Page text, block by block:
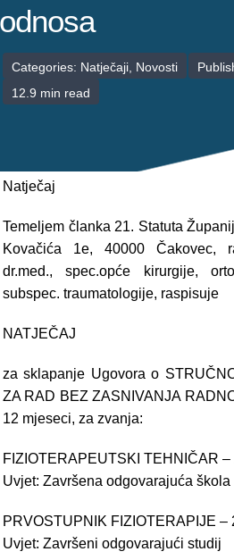
PALIJATIVNA SKRB
JEDINICE NEZDRAVSTVENIH
Categories: Natječaji, Novosti
12.9 min read
Natječaj
Temeljem članka 21. Statuta
Kovačića 1e, 40000 Čakovec,
dr.med., spec.opće kirurgije,
subspec. traumatologije, raspisuje
NATJEČAJ
za sklapanje Ugovora o
ZA RAD BEZ ZASNIVANJA
12 mjeseci, za zvanja:
FIZIOTERAPEUTSKI TEHNIČAR –
Uvjet: Završena odgovarajuća škola
PRVOSTUPNIK FIZIOTERAPIJE –
Uvjet: Završeni odgovarajući studij